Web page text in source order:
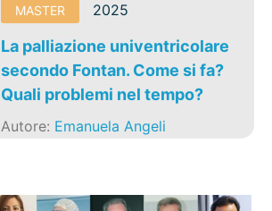
MASTER 2025
La palliazione univentricolare
secondo Fontan. Come si fa?
Quali problemi nel tempo?
Autore: Emanuela Angeli